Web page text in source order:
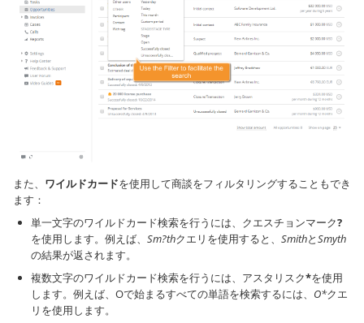
また、 ワイルドカードを使用して商談をフィルタリングすることもでき
ます：
単一文字のワイルドカード検索を行うには、クエスチョンマーク?
を使用します。例えば、 Sm?thクエリを使用すると、 SmithとSmyth
の結果が返されます。
複数文字のワイルドカード検索を行うには、アスタリスク*を使用
します。例えば、Oで始まるすべての単語を検索するには、 O*クエ
リを使用します。